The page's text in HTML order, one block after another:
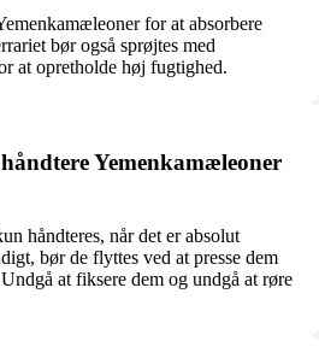
for at absorbere
bør også sprøjtes med
at opretholde høj fugtighed.
Yemenkamæleoner
håndteres, når det er absolut
bør de flyttes ved at presse dem
at fiksere dem og undgå at røre